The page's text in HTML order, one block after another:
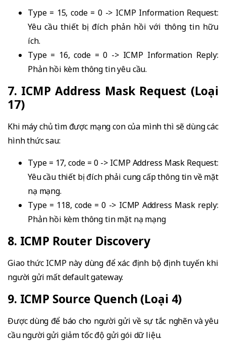
Type = 15, code = 0 -> ICMP Information Request:
Yêu cầu thiết bị đích phản hồi với thông tin hữu
ích.
Type = 16, code = 0 -> ICMP Information Reply:
Phản hồi kèm thông tin yêu cầu.
7. ICMP Address Mask Request (Loại
17)
Khi máy chủ tìm được mạng con của mình thì sẽ dùng các
hình thức sau:
Type = 17, code = 0 -> ICMP Address Mask Request:
Yêu cầu thiết bị đích phải cung cấp thông tin về mặt
nạ mạng.
Type = 118, code = 0 -> ICMP Address Mask reply:
Phản hồi kèm thông tin mặt nạ mạng
8. ICMP Router Discovery
Giao thức ICMP này dùng để xác định bộ định tuyến khi
người gửi mất default gateway.
9. ICMP Source Quench (Loại 4)
Được dùng để báo cho người gửi về sự tắc nghẽn và yêu
cầu người gửi giảm tốc độ gửi gói dữ liệu.